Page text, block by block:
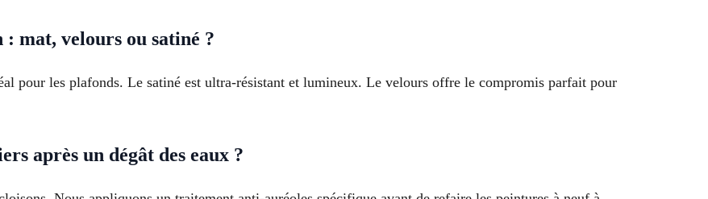
mat, velours ou satiné ?
pour les plafonds. Le satiné est ultra-résistant et lumineux. Le velours offre le compromis parfait pour
après un dégât des eaux ?